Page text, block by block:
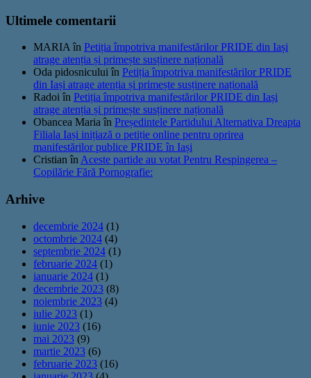
Ultimele comentarii
MARIA în Petiția împotriva manifestărilor PRIDE din Iași
atrage atenția și primește susținere națională
Oda pidosnicului în Petiția împotriva manifestărilor PRIDE
din Iași atrage atenția și primește susținere națională
Radoi în Petiția împotriva manifestărilor PRIDE din Iași
atrage atenția și primește susținere națională
Obancea Maria în Președintele Partidului Alternativa Dreapta
Filiala Iași inițiază o petiție online pentru oprirea
manifestărilor publice PRIDE în Iași
Cristian în Aceste partide au votat Pentru Respingerea –
Copilărie Fără Pornografie:
Arhive
decembrie 2024 (1)
octombrie 2024 (4)
septembrie 2024 (1)
februarie 2024 (1)
ianuarie 2024 (1)
decembrie 2023 (8)
noiembrie 2023 (4)
iulie 2023 (1)
iunie 2023 (16)
mai 2023 (9)
martie 2023 (6)
februarie 2023 (16)